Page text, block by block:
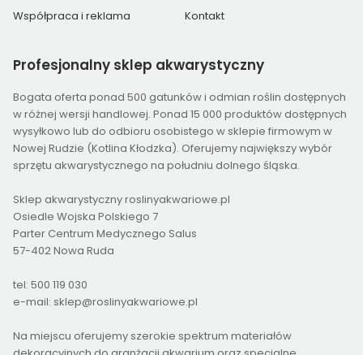
Współpraca i reklama Kontakt
Profesjonalny sklep akwarystyczny
Bogata oferta ponad 500 gatunków i odmian roślin dostępnych
w różnej wersji handlowej. Ponad 15 000 produktów dostępnych
wysyłkowo lub do odbioru osobistego w sklepie firmowym w
Nowej Rudzie (Kotlina Kłodzka). Oferujemy największy wybór
sprzętu akwarystycznego na południu dolnego śląska.
Sklep akwarystyczny roslinyakwariowe.pl
Osiedle Wojska Polskiego 7
Parter Centrum Medycznego Salus
57-402 Nowa Ruda
tel: 500 119 030
e-mail: sklep@roslinyakwariowe.pl
Na miejscu oferujemy szerokie spektrum materiałów